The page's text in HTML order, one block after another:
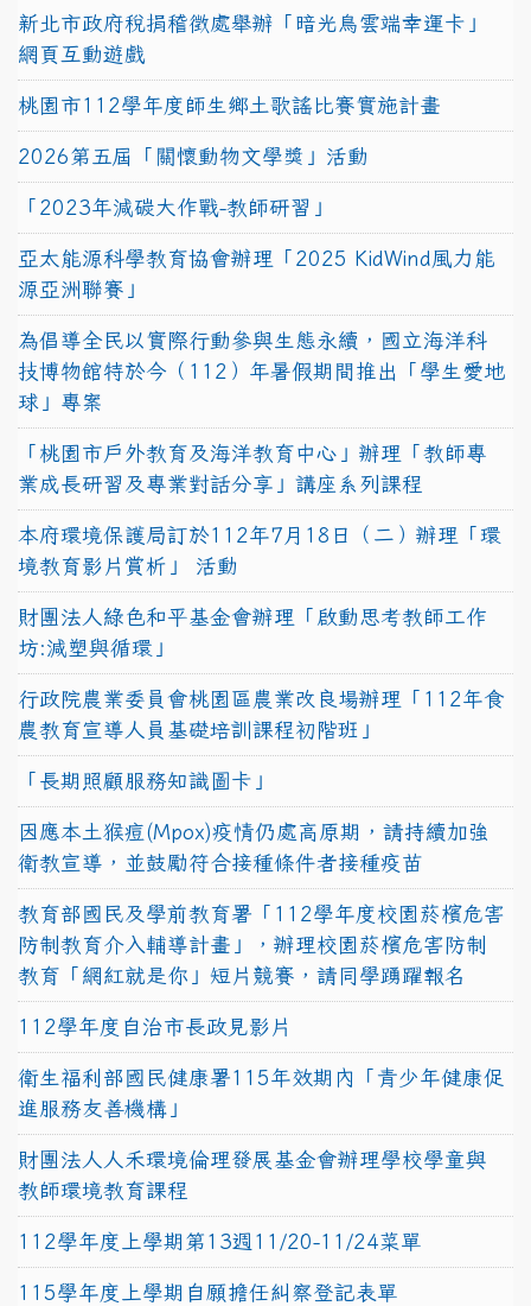
新北市政府稅捐稽徵處舉辦「暗光鳥雲端幸運卡」
網頁互動遊戲
桃園市112學年度師生鄉土歌謠比賽實施計畫
2026第五屆「關懷動物文學獎」活動
「2023年減碳大作戰-教師研習」
亞太能源科學教育協會辦理「2025 KidWind風力能
源亞洲聯賽」
為倡導全民以實際行動參與生態永續，國立海洋科
技博物館特於今（112）年暑假期間推出「學生愛地
球」專案
「桃園市戶外教育及海洋教育中心」辦理「教師專
業成長研習及專業對話分享」講座系列課程
本府環境保護局訂於112年7月18日（二）辦理「環
境教育影片賞析」 活動
財團法人綠色和平基金會辦理「啟動思考教師工作
坊:減塑與循環」
行政院農業委員會桃園區農業改良場辦理「112年食
農教育宣導人員基礎培訓課程初階班」
「長期照顧服務知識圖卡」
因應本土猴痘(Mpox)疫情仍處高原期，請持續加強
衛教宣導，並鼓勵符合接種條件者接種疫苗
教育部國民及學前教育署「112學年度校園菸檳危害
防制教育介入輔導計畫」，辦理校園菸檳危害防制
教育「網紅就是你」短片競賽，請同學踴躍報名
112學年度自治市長政見影片
衛生福利部國民健康署115年效期內「青少年健康促
進服務友善機構」
財團法人人禾環境倫理發展基金會辦理學校學童與
教師環境教育課程
112學年度上學期第13週11/20-11/24菜單
115學年度上學期自願擔任糾察登記表單